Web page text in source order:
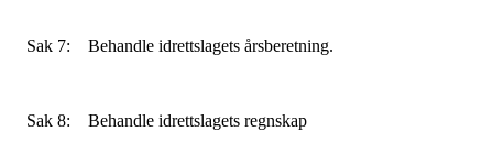
Sak 7: Behandle idrettslagets årsberetning.
Sak 8: Behandle idrettslagets regnskap